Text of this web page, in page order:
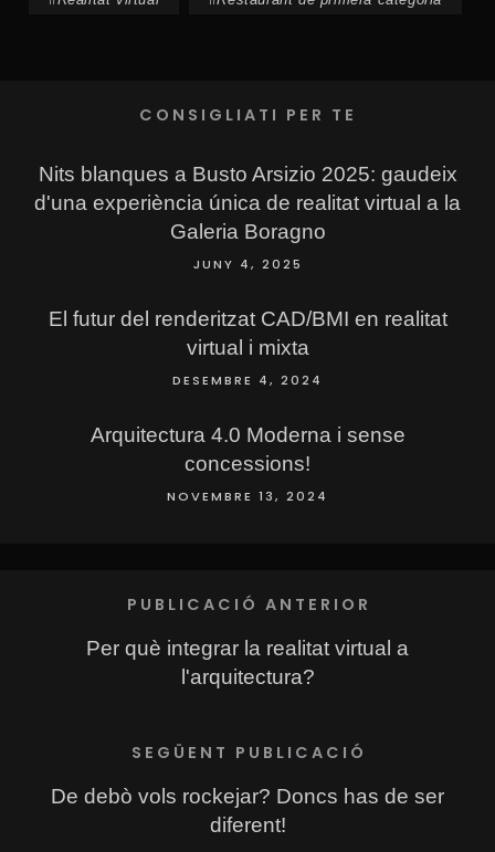
CONSIGLIATI PER TE
Nits blanques a Busto Arsizio 2025: gaudeix
d'una experiència única de realitat virtual a la
Galeria Boragno
JUNY 4, 2025
El futur del renderitzat CAD/BMI en realitat
virtual i mixta
DESEMBRE 4, 2024
Arquitectura 4.0 Moderna i sense
concessions!
NOVEMBRE 13, 2024
PUBLICACIÓ ANTERIOR
Per què integrar la realitat virtual a
l'arquitectura?
SEGÜENT PUBLICACIÓ
De debò vols rockejar? Doncs has de ser
diferent!